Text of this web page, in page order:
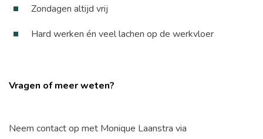
Zondagen altijd vrij
Hard werken én veel lachen op de werkvloer
Vragen of meer weten?
Neem contact op met Monique Laanstra via